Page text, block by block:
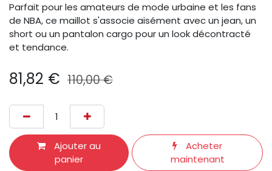
Parfait pour les amateurs de mode urbaine et les fans
de NBA, ce maillot s'associe aisément avec un jean, un
short ou un pantalon cargo pour un look décontracté
et tendance.​
81,82 € 110,00€
Ajouter au
panier
Acheter
maintenant